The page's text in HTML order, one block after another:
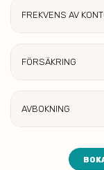
FREKVENS AV
FÖRSÄKRING
AVBOKNING